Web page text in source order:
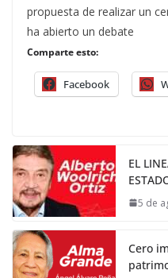
propuesta de realizar un
ha abierto un debate
Comparte esto:
Facebook
EL
5 de
Cero